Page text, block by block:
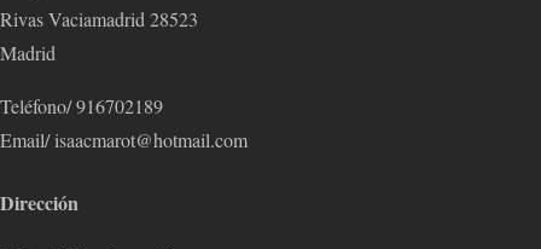
Rivas Vaciamadrid 28523
Madrid
Teléfono/ 916702189
Email/ isaacmarot@hotmail.com
Dirección